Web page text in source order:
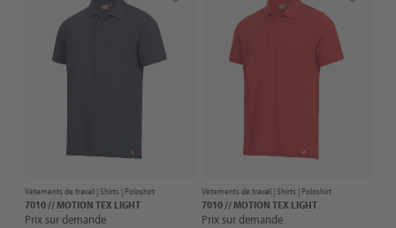
Vêtements de travail |Shirts | Poloshirt
7010 // MOTION TEX LIGHT
Prix sur demande
Vêtements de travail |Shirts | Poloshirt
7010 // MOTION TEX LIGHT
Prix sur demande